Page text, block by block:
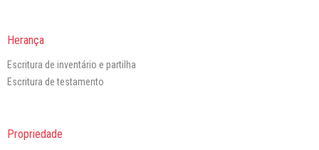
Herança
Escritura de inventário e partilha
Escritura de testamento
Propriedade